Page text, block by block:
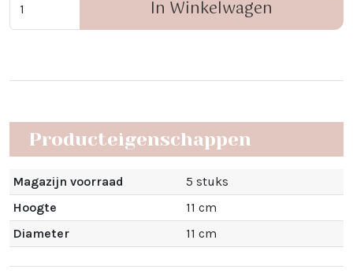
In Winkelwagen
Producteigenschappen
Magazijn voorraad
5 stuks
Hoogte
11 cm
Diameter
11 cm